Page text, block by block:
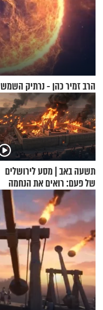
הרב זמיר כהן - נרתיק השמש
תשעה באב | מסע לירושלים
של פעם: רואים את הנחמה